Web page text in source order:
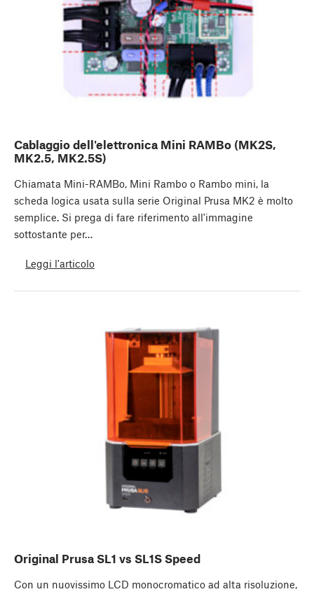
Cablaggio dell'elettronica Mini RAMBo (MK2S,
MK2.5, MK2.5S)
Chiamata Mini-RAMBo, Mini Rambo o Rambo mini, la
scheda logica usata sulla serie Original Prusa MK2 è molto
semplice. Si prega di fare riferimento all'immagine
sottostante per…
Leggi l'articolo
Original Prusa SL1 vs SL1S Speed
Con un nuovissimo LCD monocromatico ad alta risoluzione,